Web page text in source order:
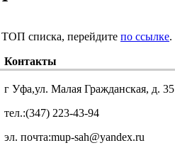
списка, перейдите по ссылке.
Контакты
г Уфа,ул. Малая Гражданская, д. 35
тел.:(347) 223-43-94
эл. почта:mup-sah@yandex.ru